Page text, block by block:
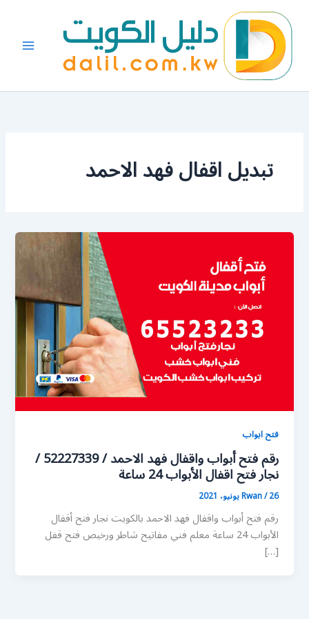
المحتوى
تبديل اقفال فهد الاحمد
فتح ابواب
رقم فتح أبواب واقفال فهد الاحمد / 52227339 /
نجار فتح اقفال الأبواب 24 ساعة
Rwan/26 يونيو، 2021
رقم فتح أبواب واقفال فهد الاحمد بالكويت نجار فتح أقفال
الأبواب 24 ساعة معلم فني مفاتيح شاطر ورخيص فتح قفل
[…]